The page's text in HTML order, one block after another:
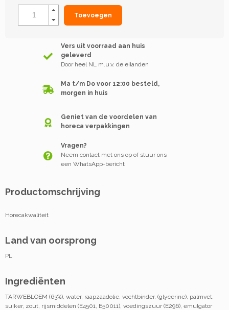
Toevoegen
Vers uit voorraad aan huis
geleverd
Door heel NL m.u.v. de eilanden
Ma t/m Do voor 12:00 besteld,
morgen in huis
Geniet van de voordelen van
horeca verpakkingen
Vragen?
Neem contact met ons op of stuur ons
een WhatsApp-bericht
Productomschrijving
Horecakwaliteit
Land van oorsprong
PL
Ingrediënten
TARWEBLOEM (63%), water, raapzaadolie, vochtbinder, (glycerine), palmvet,
suiker, zout, rijsmiddelen (E4501, E50011), voedingszuur (E296), emulgator